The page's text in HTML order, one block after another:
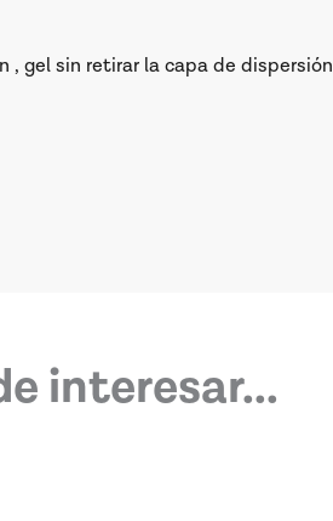
, gel sin retirar la capa de dispersión
interesar...